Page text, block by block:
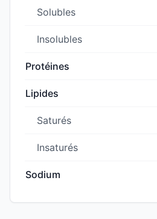
Solubles
Insolubles
Protéines
Lipides
Saturés
Insaturés
Sodium